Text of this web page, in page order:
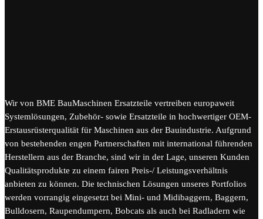
Wir von BME BauMaschinen Ersatzteile vertreiben europaweit
Systemlösungen, Zubehör- sowie Ersatzteile in hochwertiger OEM-
Erstausrüsterqualität für Maschinen aus der Bauindustrie. Aufgrund
von bestehenden engen Partnerschaften mit international führenden
Herstellern aus der Branche, sind wir in der Lage, unseren Kunden
Qualitätsprodukte zu einem fairen Preis-/ Leistungsverhältnis
anbieten zu können. Die technischen Lösungen unseres Portfolios
werden vorrangig eingesetzt bei Mini- und Midibaggern, Baggern,
Bulldosern, Raupendumpern, Bobcats als auch bei Radladern wie